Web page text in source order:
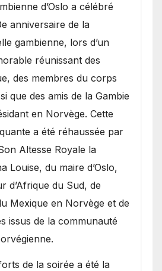
d’Oslo a célébré
anniversaire de la
gambienne, lors d’un
réunissant des
des membres du corps
que des amis de la Gambie
en Norvège. Cette
a été réhaussée par
Altesse Royale la
Louise, du maire d’Oslo,
d’Afrique du Sud, de
Mexique en Norvège et de
issus de la communauté
de la soirée a été la